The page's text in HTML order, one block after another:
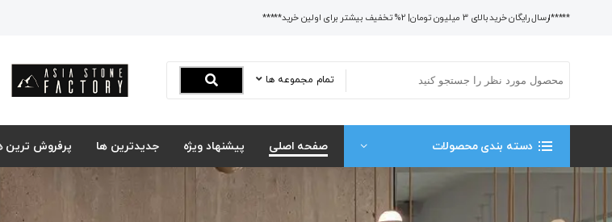
*****ارسال رایگان خرید بالای 3 میلیون تومان| 2% تخفیف بیشتر برای اولین خرید*****
تمام مجموعه ها
دسته بندی محصولات صفحه اصلی پیشنهاد ویژه جدیدترین ها پرفروش ترین